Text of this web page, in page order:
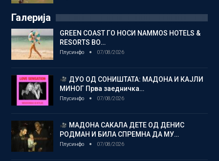
Галерија
GREEN COAST ГО НОСИ NAMMOS HOTELS &
RESORTS ВО…
Плусинфо 07/08/2026
ДУО ОД СОНИШТАТА: МАДОНА И КАЈЛИ
МИНОГ Прва заедничка…
Плусинфо 07/08/2026
МАДОНА САКАЛА ДЕТЕ ОД ДЕНИС
РОДМАН И БИЛА СПРЕМНА ДА МУ…
Плусинфо 07/08/2026